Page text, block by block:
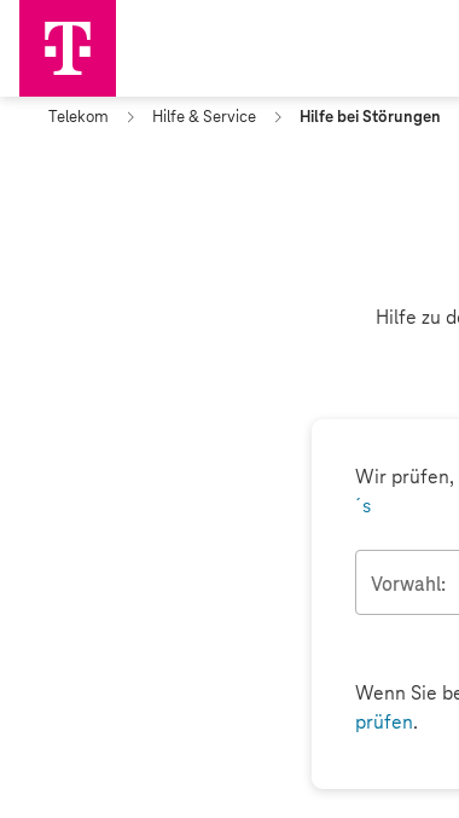
Telekom Hilfe & Service Hilfe bei Störungen
Hilfe zu
Wir prüfen,
´s
Vorwahl:
Wenn Sie
prüfen.